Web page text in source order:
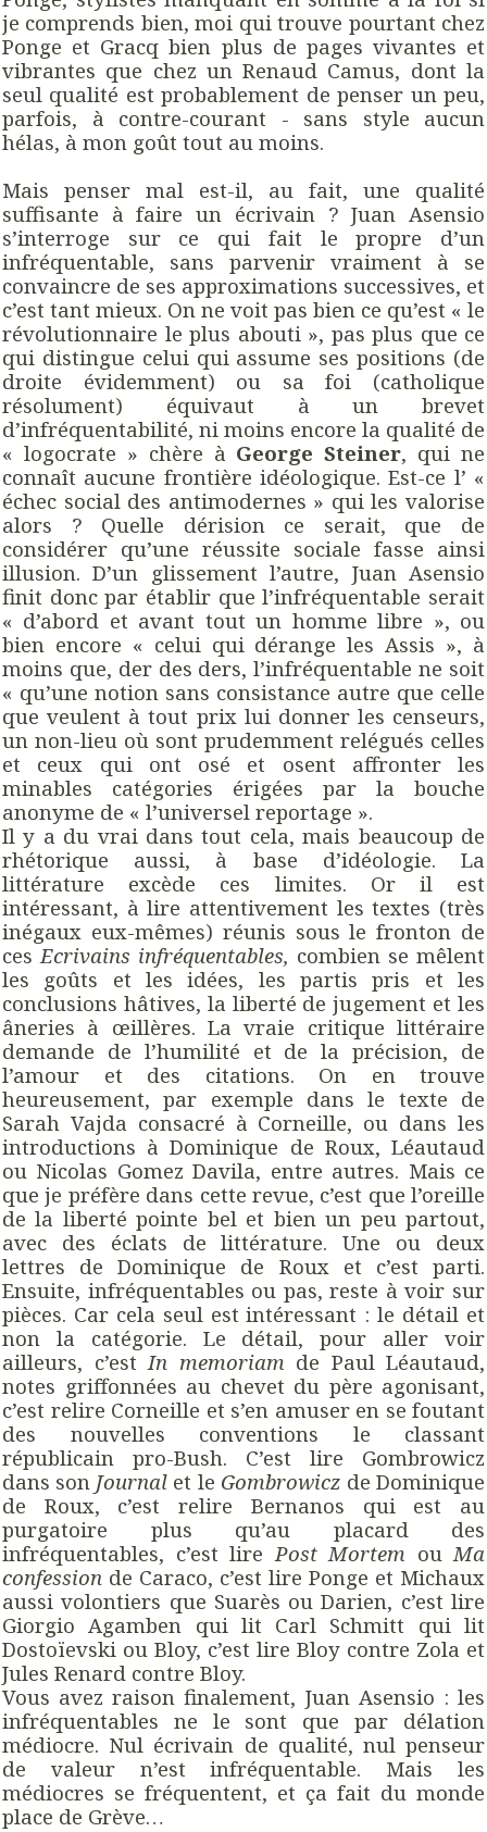
je comprends bien, moi qui trouve pourtant chez
Ponge et Gracq bien plus de pages vivantes et
vibrantes que chez un Renaud Camus, dont la
seul qualité est probablement de penser un peu,
parfois, à contre-courant - sans style aucun
hélas, à mon goût tout au moins.
Mais penser mal est-il, au fait, une qualité
suffisante à faire un écrivain ? Juan Asensio
s’interroge sur ce qui fait le propre d’un
infréquentable, sans parvenir vraiment à se
convaincre de ses approximations successives, et
c’est tant mieux. On ne voit pas bien ce qu’est « le
révolutionnaire le plus abouti », pas plus que ce
qui distingue celui qui assume ses positions (de
droite évidemment) ou sa foi (catholique
résolument) équivaut à un brevet
d’infréquentabilité, ni moins encore la qualité de
« logocrate » chère à George Steiner, qui ne
connaît aucune frontière idéologique. Est-ce l’ «
échec social des antimodernes » qui les valorise
alors ? Quelle dérision ce serait, que de
considérer qu’une réussite sociale fasse ainsi
illusion. D’un glissement l’autre, Juan Asensio
finit donc par établir que l’infréquentable serait
« d’abord et avant tout un homme libre », ou
bien encore « celui qui dérange les Assis », à
moins que, der des ders, l’infréquentable ne soit
« qu’une notion sans consistance autre que celle
que veulent à tout prix lui donner les censeurs,
un non-lieu où sont prudemment relégués celles
et ceux qui ont osé et osent affronter les
minables catégories érigées par la bouche
anonyme de « l’universel reportage ».
Il y a du vrai dans tout cela, mais beaucoup de
rhétorique aussi, à base d’idéologie. La
littérature excède ces limites. Or il est
intéressant, à lire attentivement les textes (très
inégaux eux-mêmes) réunis sous le fronton de
cesEcrivains infréquentables, combien se mêlent
les goûts et les idées, les partis pris et les
conclusions hâtives, la liberté de jugement et les
âneries à œillères. La vraie critique littéraire
demande de l’humilité et de la précision, de
l’amour et des citations. On en trouve
heureusement, par exemple dans le texte de
Sarah Vajda consacré à Corneille, ou dans les
introductions à Dominique de Roux, Léautaud
ou Nicolas Gomez Davila, entre autres. Mais ce
que je préfère dans cette revue, c’est que l’oreille
de la liberté pointe bel et bien un peu partout,
avec des éclats de littérature. Une ou deux
lettres de Dominique de Roux et c’est parti.
Ensuite, infréquentables ou pas, reste à voir sur
pièces. Car cela seul est intéressant : le détail et
non la catégorie. Le détail, pour aller voir
ailleurs, c’estIn memoriam de Paul Léautaud,
notes griffonnées au chevet du père agonisant,
c’est relire Corneille et s’en amuser en se foutant
des nouvelles conventions le classant
républicain pro-Bush. C’est lire Gombrowicz
dans son Journal et le Gombrowicz de Dominique
de Roux, c’est relire Bernanos qui est au
purgatoire plus qu’au placard des
infréquentables, c’est lirePost Mortem ouMa
confession de Caraco, c’est lire Ponge et Michaux
aussi volontiers que Suarès ou Darien, c’est lire
Giorgio Agamben qui lit Carl Schmitt qui lit
Dostoïevski ou Bloy, c’est lire Bloy contre Zola et
Jules Renard contre Bloy.
Vous avez raison finalement, Juan Asensio : les
infréquentables ne le sont que par délation
médiocre. Nul écrivain de qualité, nul penseur
de valeur n’est infréquentable. Mais les
médiocres se fréquentent, et ça fait du monde
place de Grève…